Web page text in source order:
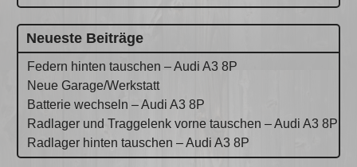
Neueste Beiträge
Federn hinten tauschen – Audi A3 8P
Neue Garage/Werkstatt
Batterie wechseln – Audi A3 8P
Radlager und Traggelenk vorne tauschen – Audi A3 8P
Radlager hinten tauschen – Audi A3 8P